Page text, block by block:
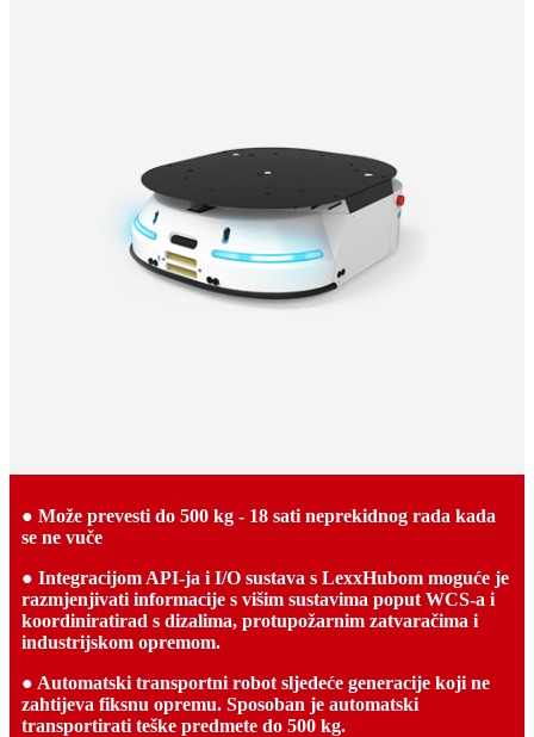
● Može prevesti do 500 kg - 18 sati neprekidnog rada kada
se ne vuče
● Integracijom API-ja i I/O sustava s LexxHubom moguće je
razmjenjivati ​​informacije s višim sustavima poput WCS-a i
koordiniratirad s dizalima, protupožarnim zatvaračima i
industrijskom opremom.
● Automatski transportni robot sljedeće generacije koji ne
zahtijeva fiksnu opremu. Sposoban je automatski
transportirati teške predmete do 500 kg.